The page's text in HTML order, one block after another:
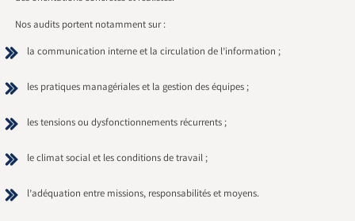
Nos audits portent notamment sur :
la communication interne et la circulation de l’information ;
les pratiques managériales et la gestion des équipes ;
les tensions ou dysfonctionnements récurrents ;
le climat social et les conditions de travail ;
l’adéquation entre missions, responsabilités et moyens.